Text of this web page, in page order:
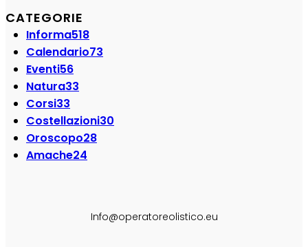
CATEGORIE
Informa518
Calendario73
Eventi56
Natura33
Corsi33
Costellazioni30
Oroscopo28
Amache24
Info@operatoreolistico.eu